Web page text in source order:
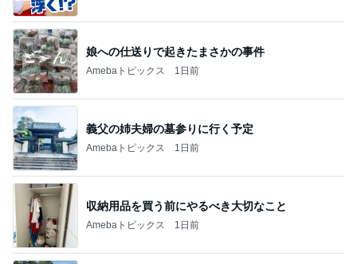
娘への仕送りで起きたまさかの事件
Amebaトピックス 1日前
義父の姉夫婦の墓参りに行く予定
Amebaトピックス 1日前
収納用品を買う前にやるべき大切なこと
Amebaトピックス 1日前